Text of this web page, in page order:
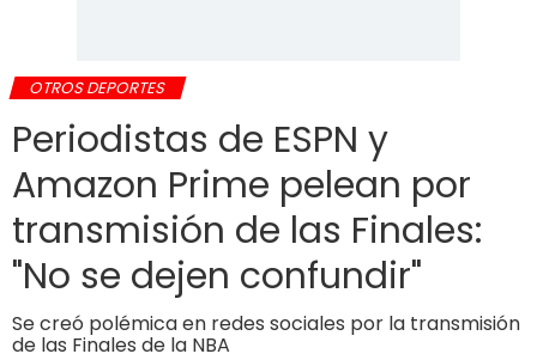
OTROS DEPORTES
Periodistas de ESPN y
Amazon Prime pelean por
transmisión de las Finales:
"No se dejen confundir"
Se creó polémica en redes sociales por la transmisión
de las Finales de la NBA